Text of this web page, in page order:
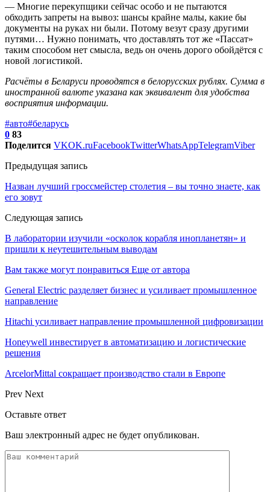
— Многие перекупщики сейчас особо и не пытаются
обходить запреты на вывоз: шансы крайне малы, какие бы
документы на руках ни были. Потому везут сразу другими
путями… Нужно понимать, что доставлять тот же «Пассат»
таким способом нет смысла, ведь он очень дорого обойдётся с
новой логистикой.
Расчёты в Беларуси проводятся в белорусских рублях. Сумма в
иностранной валюте указана как эквивалент для удобства
восприятия информации.
#авто#беларусь
0 83
Поделится VKOK.ruFacebookTwitterWhatsAppTelegramViber
Предыдущая запись
Назван лучший гроссмейстер столетия – вы точно знаете, как
его зовут
Следующая запись
В лаборатории изучили «осколок корабля инопланетян» и
пришли к неутешительным выводам
Вам также могут понравиться Еще от автора
General Electric разделяет бизнес и усиливает промышленное
направление
Hitachi усиливает направление промышленной цифровизации
Honeywell инвестирует в автоматизацию и логистические
решения
ArcelorMittal сокращает производство стали в Европе
Prev Next
Оставьте ответ
Ваш электронный адрес не будет опубликован.